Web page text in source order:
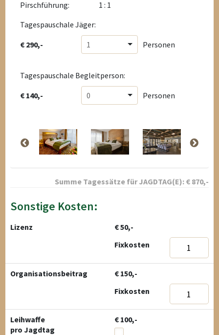
Pirschführung:
1 : 1
Tagespauschale Jäger:
€ 290,- 1 Personen
Tagespauschale Begleitperson:
€ 140,- 0 Personen
Summe Tagessätze fürJAGDTAG(E): € 870,-
Sonstige Kosten:
Lizenz
€ 50,-
Fixkosten
Organisationsbeitrag
€ 150,-
Fixkosten
Leihwaffe
€ 100,-
pro Jagdtag